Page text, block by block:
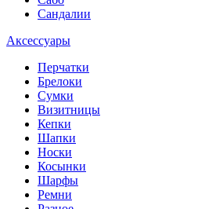
Сандалии
Аксессуары
Перчатки
Брелоки
Сумки
Визитницы
Кепки
Шапки
Носки
Косынки
Шарфы
Ремни